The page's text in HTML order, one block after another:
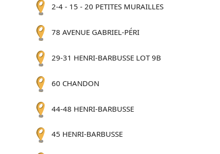
2-4 - 15 - 20 PETITES MURAILLES
78 AVENUE GABRIEL-PÉRI
29-31 HENRI-BARBUSSE LOT 9B
60 CHANDON
44-48 HENRI-BARBUSSE
45 HENRI-BARBUSSE